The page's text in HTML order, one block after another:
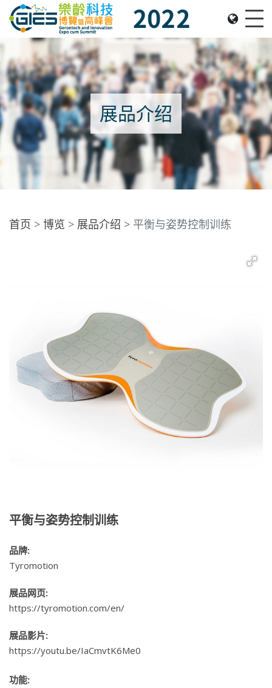
Date: Expo: 2-5 Nov 2022, Venue: Hall 1A-C, HKCEC
展品介绍
首页 博览 展品介绍 平衡与姿势控制训练
平衡与姿势控制训练
品牌:
Tyromotion
展品网页:
https://tyromotion.com/en/
展品影片:
https://youtu.be/IaCmvtK6Me0
功能: